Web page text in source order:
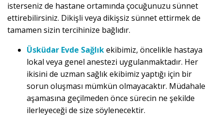
isterseniz de hastane ortamında çocuğunuzu sünnet
ettirebilirsiniz. Dikişli veya dikişsiz sünnet ettirmek de
tamamen sizin tercihinize bağlıdır.
Üsküdar Evde Sağlıkekibimiz, öncelikle hastaya
lokal veya genel anestezi uygulanmaktadır. Her
ikisini de uzman sağlık ekibimiz yaptığı için bir
sorun oluşması mümkün olmayacaktır. Müdahale
aşamasına geçilmeden önce sürecin ne şekilde
ilerleyeceği de size söylenecektir.